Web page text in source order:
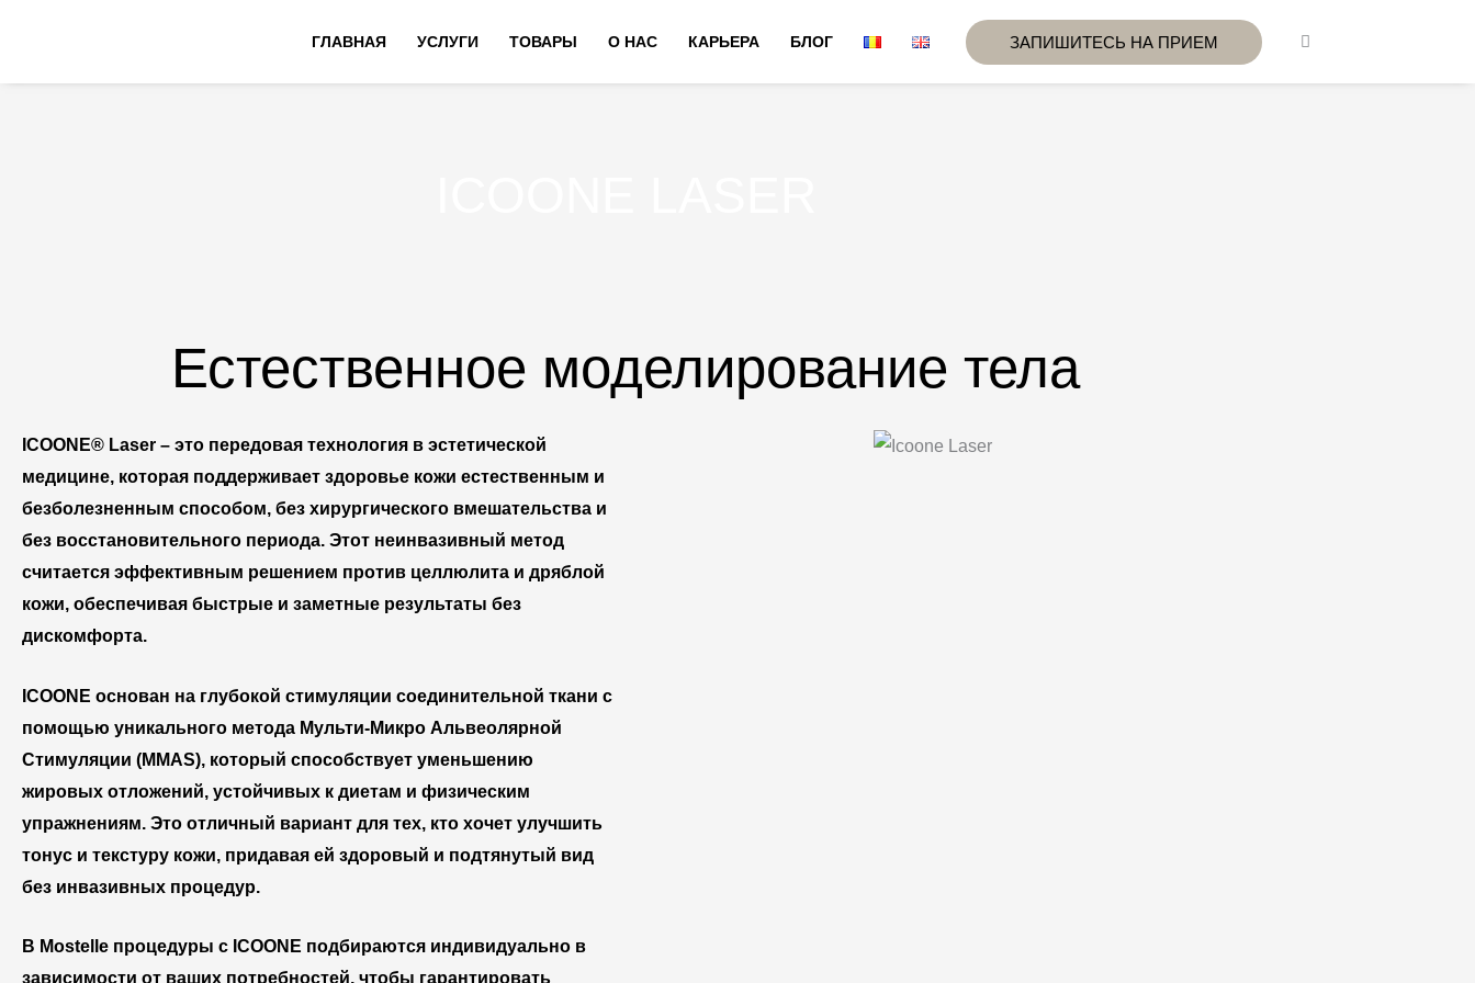
ГЛАВНАЯ УСЛУГИ ТОВАРЫ О НАС КАРЬЕРА БЛОГ ЗАПИШИТЕСЬ НА ПРИЕМ
Естественное моделирование тела
ICOONE® Laser – это передовая технология в эстетической
медицине, которая поддерживает здоровье кожи естественным и
безболезненным способом, без хирургического вмешательства и
без восстановительного периода. Этот неинвазивный метод
считается эффективным решением против целлюлита и дряблой
кожи, обеспечивая быстрые и заметные результаты без
дискомфорта.
ICOONE основан на глубокой стимуляции соединительной ткани с
помощью уникального метода Мульти-Микро Альвеолярной
Стимуляции (MMAS), который способствует уменьшению
жировых отложений, устойчивых к диетам и физическим
упражнениям. Это отличный вариант для тех, кто хочет улучшить
тонус и текстуру кожи, придавая ей здоровый и подтянутый вид
без инвазивных процедур.
В Mostelle процедуры с ICOONE подбираются индивидуально в
зависимости от ваших потребностей, чтобы гарантировать